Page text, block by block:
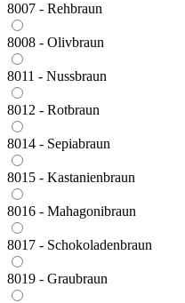
8007 - Rehbraun
8008 - Olivbraun
8011 - Nussbraun
8012 - Rotbraun
8014 - Sepiabraun
8015 - Kastanienbraun
8016 - Mahagonibraun
8017 - Schokoladenbraun
8019 - Graubraun